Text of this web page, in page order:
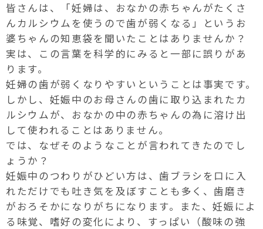
皆さんは、「妊婦は、おなかの赤ちゃんがたくさ
んカルシウムを使うので歯が弱くなる」というお
婆ちゃんの知恵袋を聞いたことはありませんか？
実は、この言葉を科学的にみると一部に誤りがあ
ります。
妊婦の歯が弱くなりやすいということは事実です。
しかし、妊娠中のお母さんの歯に取り込まれたカ
ルシウムが、おなかの中の赤ちゃんの為に溶け出
して使われることはありません。
では、なぜそのようなことが言われてきたのでし
ょうか？
妊娠中のつわりがひどい方は、歯ブラシを口に入
れただけでも吐き気を及ぼすことも多く、歯磨き
がおろそかになりがちになります。また、妊娠によ
る味覚、嗜好の変化により、すっぱい（酸味の強